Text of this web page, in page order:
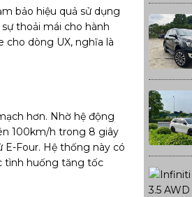
bảo hiệu quả sử dụng
thoải mái cho hành
cho dòng UX, nghĩa là
hơn. Nhờ hệ động
100km/h trong 8 giây
E-Four. Hệ thống này có
tình huống tăng tốc